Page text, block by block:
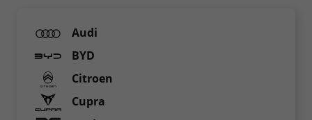
Audi
BYD
Citroen
Cupra